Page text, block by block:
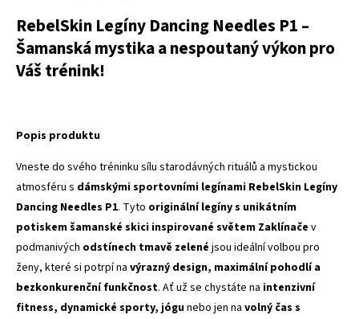
RebelSkin Legíny Dancing Needles P1 –
Šamanská mystika a nespoutaný výkon pro
Váš trénink!
Popis produktu
Vneste do svého tréninku sílu starodávných rituálů a mystickou
atmosféru s dámskými sportovními legínami RebelSkin Legíny
Dancing Needles P1. Tyto originální legíny s unikátním
potiskem šamanské skici inspirované světem Zaklínače v
podmanivých odstínech tmavě zelené jsou ideální volbou pro
ženy, které si potrpí na výrazný design, maximální pohodlí a
bezkonkurenční funkčnost. Ať už se chystáte na intenzivní
fitness, dynamické sporty, jógunebo jen na volný čas s